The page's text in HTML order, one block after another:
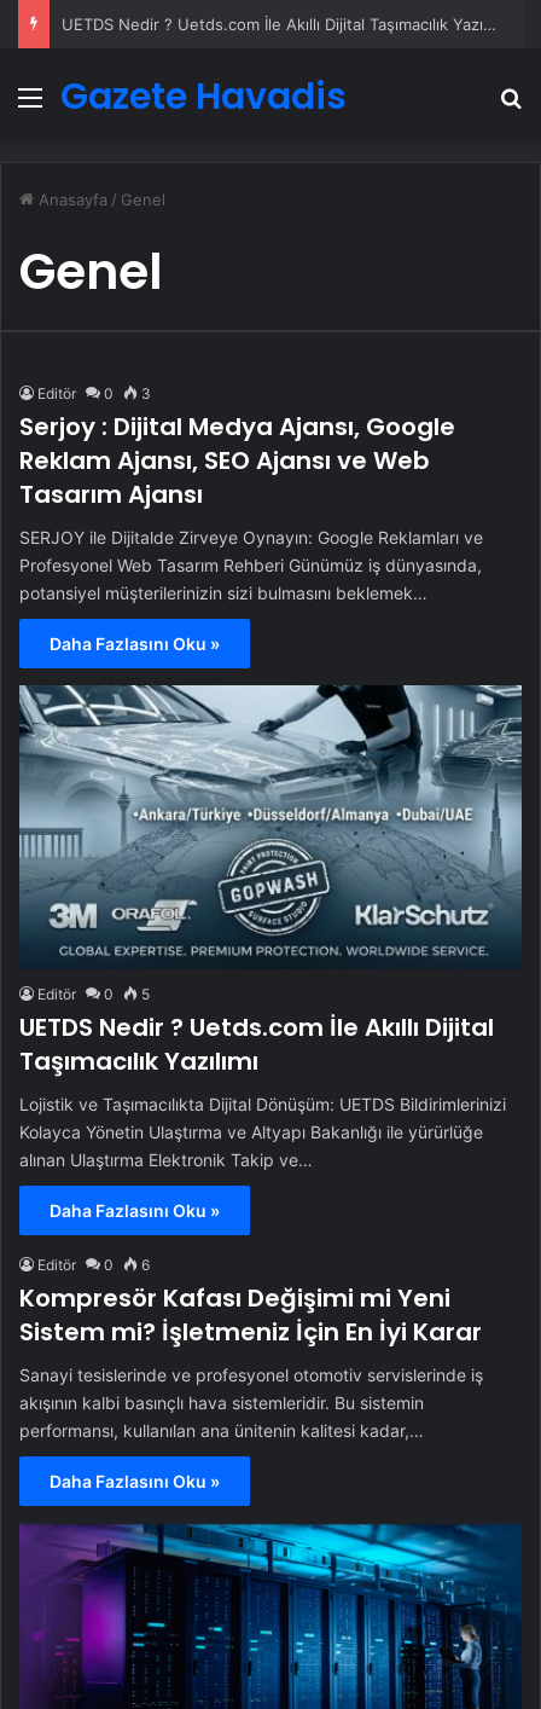
UETDS Nedir ? Uetds.com İle Akıllı Dijital Taşımacılık Yazılımı
Menü
Gazete Havadis
Anasayfa / Genel
Genel
Editör 0 3
Serjoy : Dijital Medya Ajansı, Google
Reklam Ajansı, SEO Ajansı ve Web
Tasarım Ajansı
SERJOY ile Dijitalde Zirveye Oynayın: Google Reklamları ve
Profesyonel Web Tasarım Rehberi Günümüz iş dünyasında,
potansiyel müşterilerinizin sizi bulmasını beklemek…
Daha Fazlasını Oku »
Editör 0 5
UETDS Nedir ? Uetds.com İle Akıllı Dijital
Taşımacılık Yazılımı
Lojistik ve Taşımacılıkta Dijital Dönüşüm: UETDS Bildirimlerinizi
Kolayca Yönetin Ulaştırma ve Altyapı Bakanlığı ile yürürlüğe
alınan Ulaştırma Elektronik Takip ve…
Daha Fazlasını Oku »
Editör 0 6
Kompresör Kafası Değişimi mi Yeni
Sistem mi? İşletmeniz İçin En İyi Karar
Sanayi tesislerinde ve profesyonel otomotiv servislerinde iş
akışının kalbi basınçlı hava sistemleridir. Bu sistemin
performansı, kullanılan ana ünitenin kalitesi kadar,…
Daha Fazlasını Oku »